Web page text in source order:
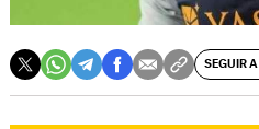
SEGUIR A